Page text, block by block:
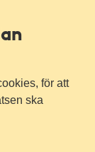
för att
ska